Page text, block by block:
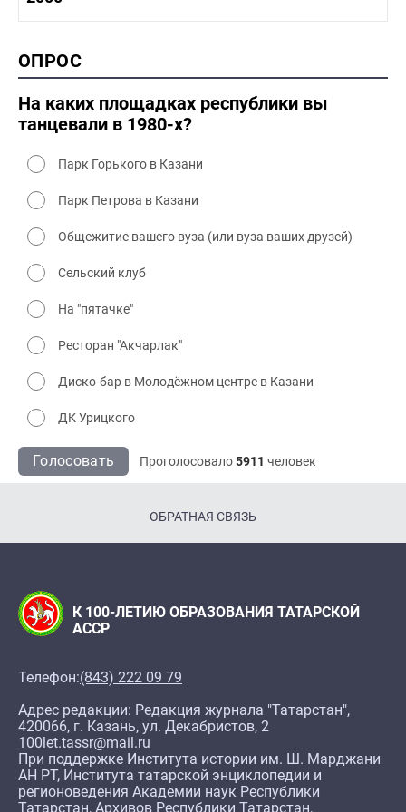
1990-2000 культура
2000 промышленность
2000 культура
ОПРОС
На каких площадках республики вы
танцевали в 1980-х?
Парк Горького в Казани
Парк Петрова в Казани
Общежитие вашего вуза (или вуза ваших друзей)
Сельский клуб
На "пятачке"
Ресторан "Акчарлак"
Диско-бар в Молодёжном центре в Казани
ДК Урицкого
Голосовать Проголосовало5911 человек
ОБРАТНАЯ СВЯЗЬ
К 100-ЛЕТИЮ ОБРАЗОВАНИЯ ТАТАРСКОЙ
АССР
Телефон:(843) 222 09 79
Адрес редакции: Редакция журнала "Татарстан",
420066, г. Казань, ул. Декабристов, 2
100let.tassr@mail.ru
При поддержке Института истории им. Ш. Марджани
АН РТ, Института татарской энциклопедии и
регионоведения Академии наук Республики
Татарстан, Архивов Республики Татарстан,